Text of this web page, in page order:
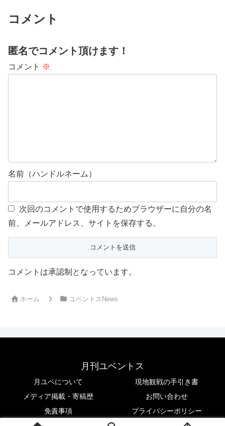
コメント
匿名でコメント頂けます！
コメント ※
名前（ハンドルネーム）
次回のコメントで使用するためブラウザーに自分の名
前、メールアドレス、サイトを保存する。
コメントは承認制となっています。
ホーム ユベントスNews
月刊ユベントス
月ユベについて
現地観戦の手引き書
メディア掲載・寄稿歴
お問い合わせ
免責事項
プライバシーポリシー